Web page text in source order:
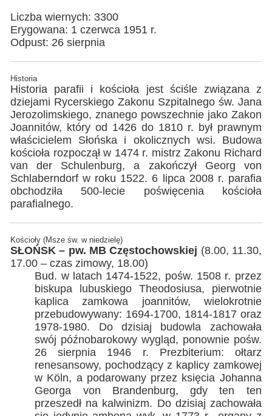
Liczba wiernych: 3300
Erygowana: 1 czerwca 1951 r.
Odpust: 26 sierpnia
Historia
Historia parafii i kościoła jest ściśle związana z
dziejami Rycerskiego Zakonu Szpitalnego św. Jana
Jerozolimskiego, znanego powszechnie jako Zakon
Joannitów, który od 1426 do 1810 r. był prawnym
właścicielem Słońska i okolicznych wsi. Budowa
kościoła rozpoczął w 1474 r. mistrz Zakonu Richard
van der Schulenburg, a zakończył Georg von
Schlaberndorf w roku 1522. 6 lipca 2008 r. parafia
obchodziła 500-lecie poświęcenia kościoła
parafialnego.
Kościoły (Msze św. w niedzielę)
SŁOŃSK – pw. MB Częstochowskiej (8.00, 11.30,
17.00 – czas zimowy, 18.00)
Bud. w latach 1474-1522, pośw. 1508 r. przez
biskupa lubuskiego Theodosiusa, pierwotnie
kaplica zamkowa joannitów, wielokrotnie
przebudowywany: 1694-1700, 1814-1817 oraz
1978-1980. Do dzisiaj budowla zachowała
swój późnobarokowy wygląd, ponownie pośw.
26 sierpnia 1946 r. Prezbiterium: ołtarz
renesansowy, pochodzący z kaplicy zamkowej
w Köln, a podarowany przez księcia Johanna
Georga von Brandenburg, gdy ten ten
przeszedł na kalwinizm. Do dzisiaj zachowała